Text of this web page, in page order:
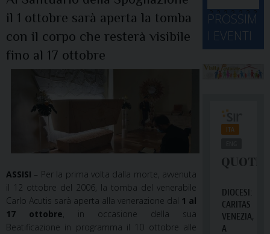
il 1 ottobre sarà aperta la tomba
con il corpo che resterà visibile
fino al 17 ottobre
ASSISI – Per la prima volta dalla morte, avvenuta
il 12 ottobre del 2006, la tomba del venerabile
Carlo Acutis sarà aperta alla venerazione dal 1 al
17 ottobre, in occasione della sua
Beatificazione in programma il 10 ottobre alle
2
4
2
5
2
6
2
7
2
8
2
9
3
0
3
1 1 2 3 4 5 6
PROSSIM
I EVENTI